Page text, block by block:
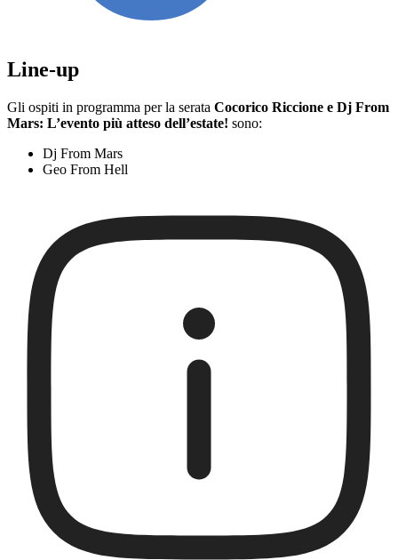
Line-up
Gli ospiti in programma per la serata Cocorico Riccione e Dj From
Mars: L’evento più atteso dell’estate! sono:
Dj From Mars
Geo From Hell